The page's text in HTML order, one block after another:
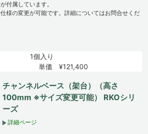
付属しています。
様の変更が可能です。詳細についてはお問合せくだ
1個入り
単価 ¥121,400
チャンネルベース（架台）（高さ
100mm ※サイズ変更可能） RKOシリ
ーズ
詳細ページ